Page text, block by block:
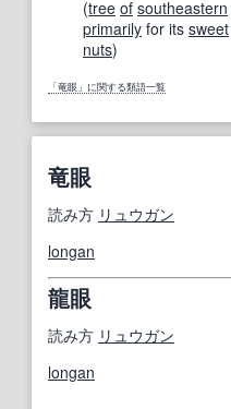
(tree of southeastern
primarily for its sweet
nuts)
「竜眼」に関する類語一覧
竜眼
読み方 リュウガン
longan
龍眼
読み方 リュウガン
longan